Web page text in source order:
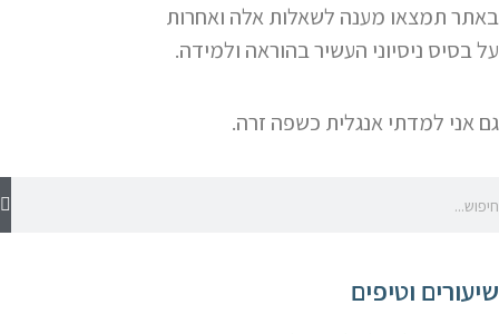
באתר תמצאו מענה לשאלות אלה ואחרות
על בסיס ניסיוני העשיר בהוראה ולמידה.
גם אני למדתי אנגלית כשפה זרה.
שיעורים וטיפים